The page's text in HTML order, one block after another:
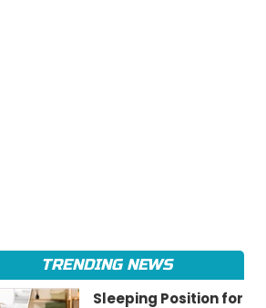
TRENDING NEWS
Sleeping Position for